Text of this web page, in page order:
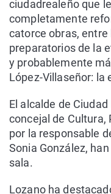
ciudadrealeño que
completamente
catorce obras,
preparatorios de la
y probablemente
López-Villaseñor: la
El alcalde de Ciudad
concejal de Cultura,
por la responsable
Sonia González,
sala.
Lozano ha